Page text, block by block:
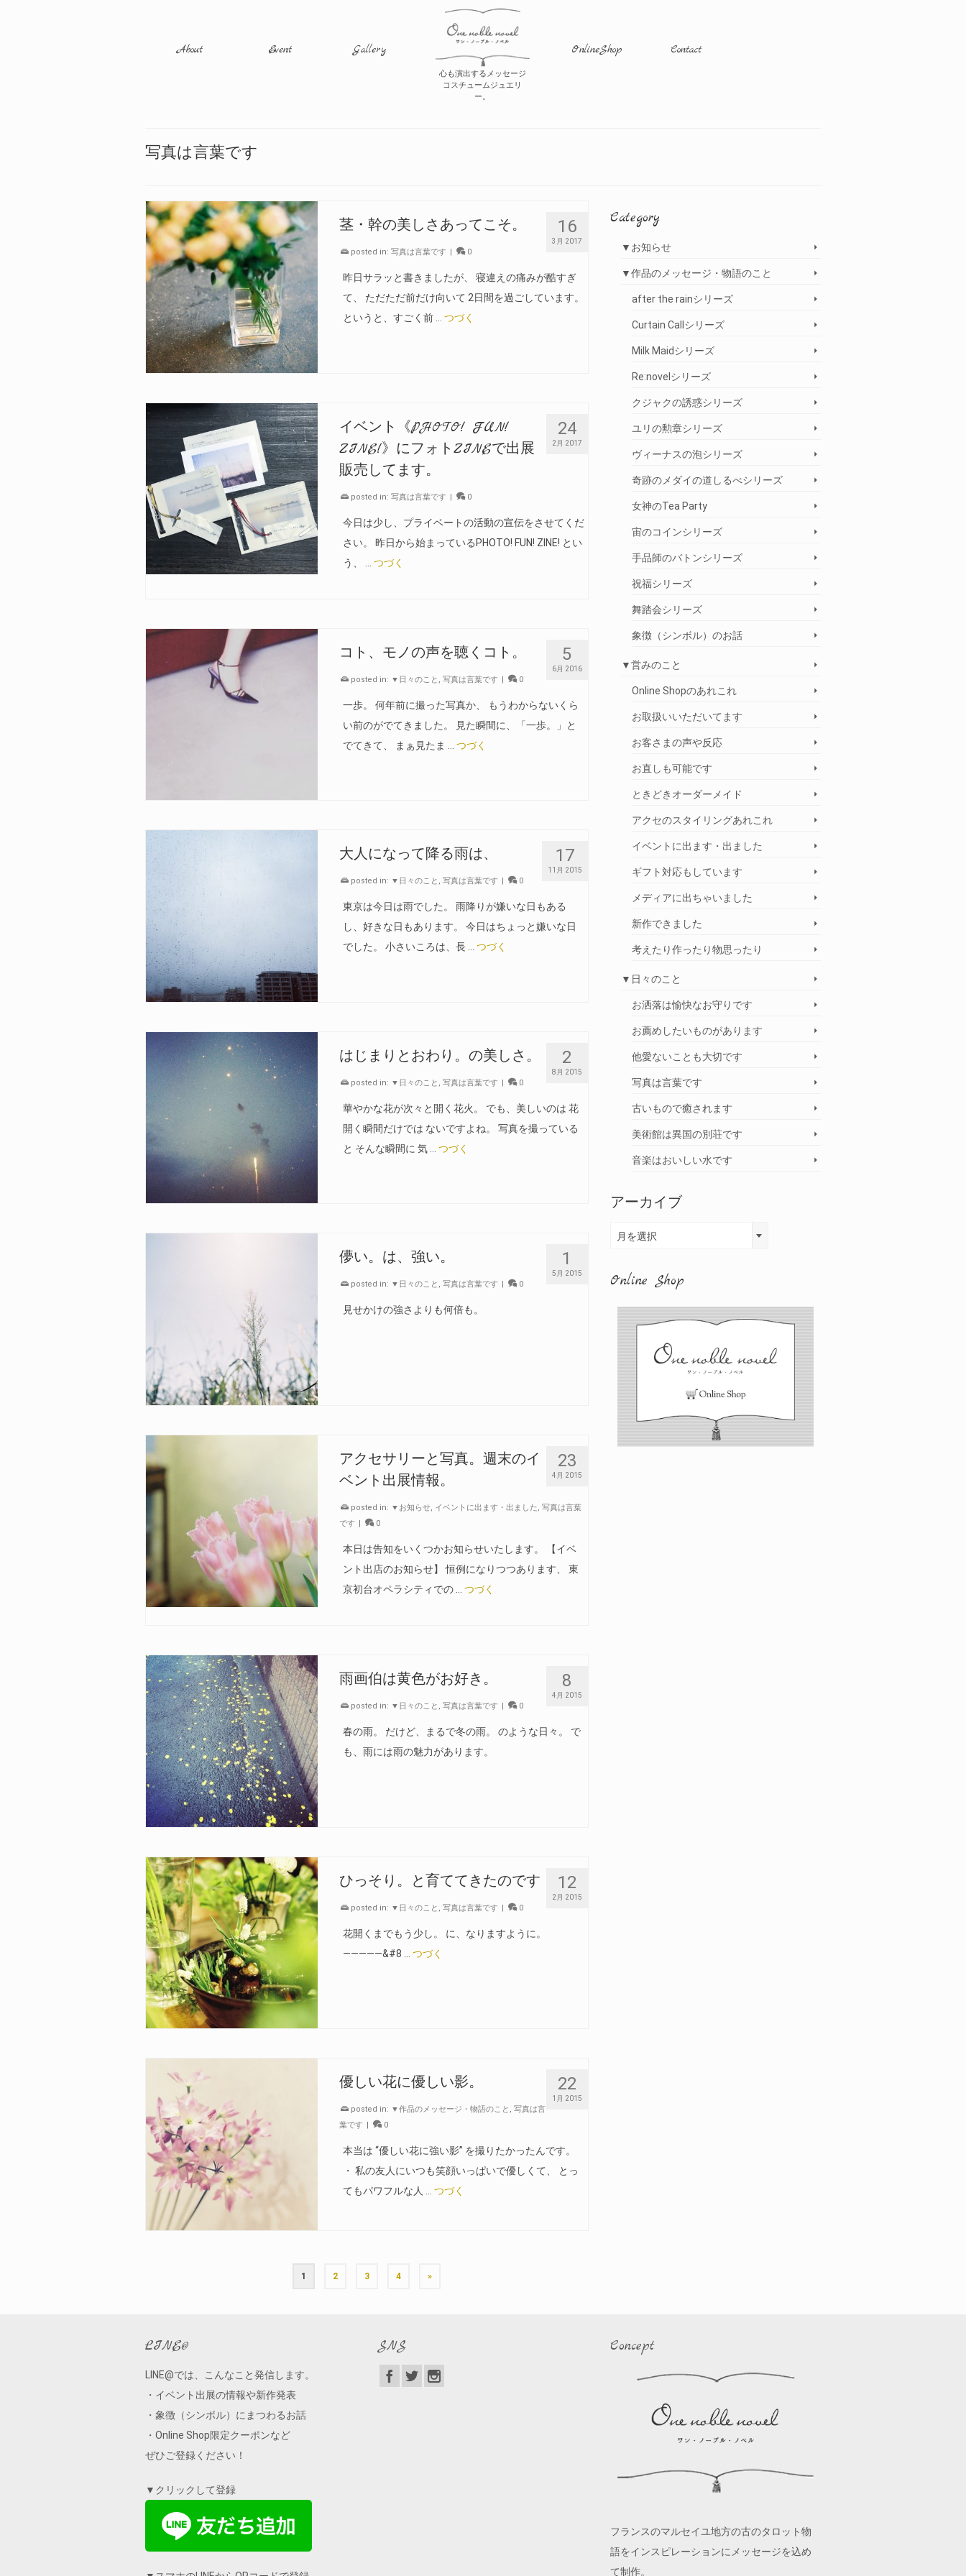
About Event Gallery
心も演出するメッセージ
コスチュームジュエリ
ー。
OnlineShop Contact
写真は言葉です
16
3月 2017
茎・幹の美しさあってこそ。
posted in: 写真は言葉です 0
昨日サラッと書きましたが、 寝違えの痛みが酷すぎ
て、 ただただ前だけ向いて 2日間を過ごしています。
というと、すごく前 … つづく
24
2月 2017
イベント《PHOTO! FUN!
ZINE!》にフォトZINEで出展
販売してます。
posted in: 写真は言葉です | 0
今日は少し、プライベートの活動の宣伝をさせてくだ
さい。 昨日から始まっているPHOTO! FUN! ZINE! とい
う、 … つづく
5
6月 2016
コト、モノの声を聴くコト。
posted in: ▼日々のこと , 写真は言葉です | 0
一歩。 何年前に撮った写真か、 もうわからないくら
い前のがでてきました。 見た瞬間に、「一歩。」と
でてきて、 まぁ見たま … つづく
17
11月 2015
大人になって降る雨は、
posted in: ▼日々のこと , 写真は言葉です 0
東京は今日は雨でした。 雨降りが嫌いな日もある
し、好きな日もあります。 今日はちょっと嫌いな日
でした。 小さいころは、長 … つづく
2
8月 2015
はじまりとおわり。の美しさ。
posted in: ▼日々のこと , 写真は言葉です | 0
華やかな花が次々と開く花火。 でも、美しいのは 花
開く瞬間だけでは ないですよね。 写真を撮っている
と そんな瞬間に 気 … つづく
1
5月 2015
儚い。は、強い。
posted in: ▼日々のこと , 写真は言葉です 0
見せかけの強さよりも何倍も。
23
4月 2015
アクセサリーと写真。週末のイ
ベント出展情報。
posted in: ▼お知らせ, イベントに出ます・出ました, 写真は言葉
です
0
本日は告知をいくつかお知らせいたします。 【イベ
ント出店のお知らせ】 恒例になりつつあります、 東
京初台オペラシティでの … つづく
8
4月 2015
雨画伯は黄色がお好き。
posted in: ▼日々のこと , 写真は言葉です 0
春の雨。 だけど、まるで冬の雨。 のような日々。 で
も、雨には雨の魅力があります。
12
2月 2015
ひっそり。と育ててきたのです
posted in: ▼日々のこと , 写真は言葉です | 0
花開くまでもう少し。 に、なりますように。
—————&#8 … つづく
22
1月 2015
優しい花に優しい影。
posted in: ▼作品のメッセージ・物語のこと , 写真は言
葉です
0
本当は “優しい花に強い影” を撮りたかったんです。
・ 私の友人にいつも笑顔いっぱいで優しくて、 とっ
てもパワフルな人 … つづく
1 2 3 4 »
Category
▼お知らせ
▼作品のメッセージ・物語のこと
after the rainシリーズ
Curtain Callシリーズ
Milk Maidシリーズ
Re:novelシリーズ
クジャクの誘惑シリーズ
ユリの勲章シリーズ
ヴィーナスの泡シリーズ
奇跡のメダイの道しるべシリーズ
女神のTea Party
宙のコインシリーズ
手品師のバトンシリーズ
祝福シリーズ
舞踏会シリーズ
象徴（シンボル）のお話
▼営みのこと
Online Shopのあれこれ
お取扱いいただいてます
お客さまの声や反応
お直しも可能です
ときどきオーダーメイド
アクセのスタイリングあれこれ
イベントに出ます・出ました
ギフト対応もしています
メディアに出ちゃいました
新作できました
考えたり作ったり物思ったり
▼日々のこと
お洒落は愉快なお守りです
お薦めしたいものがあります
他愛ないことも大切です
写真は言葉です
古いもので癒されます
美術館は異国の別荘です
音楽はおいしい水です
アーカイブ
ア月を選択
Online Shop
LINE@
LINE@では、こんなこと発信します。
・イベント出展の情報や新作発表
・象徴（シンボル）にまつわるお話
・Online Shop限定クーポンなど
ぜひご登録ください！
▼クリックして登録
SNS Concept
フランスのマルセイユ地方の古のタロット物
語をインスピレーションにメッセージを込め
て制作。